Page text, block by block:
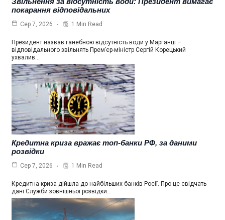
покарання відповідальних
Сер 7, 2026 1 Min Read
Президент назвав ганебною відсутність води у Марганці –
відповідального звільнять Прем’єр-міністр Сергій Корецький
ухвалив…
Кредитна криза вражає топ-банки РФ, за даними
розвідки
Сер 7, 2026 1 Min Read
Кредитна криза дійшла до найбільших банків Росії. Про це свідчать
дані Служби зовнішньої розвідки…